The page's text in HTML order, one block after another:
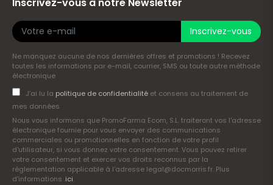
Inscrivez-vous
Ne manquez aucune de nos dernières offres et promotions ! Recevez
toutes les informations par e-mail, courrier, SMS ou toute autre méthode
électronique
J’ai lu la politique de confidentialité et consens au traitement de
mes données
Nous vous informons que PromoFarma Ecom, S.L. traiteront vos l'adresse
électronique fournie pour vous envoyer des communications
commerciales ou promotionnelles en fonction de votre profil
d'utilisateur, si vous donnez votre consentement. Vous pouvez retirer
votre consentement et exercer vos droits reconnus par la
réglementation applicable à l'adresse legal@docmorris.fr. Plus
d'informations .ici.